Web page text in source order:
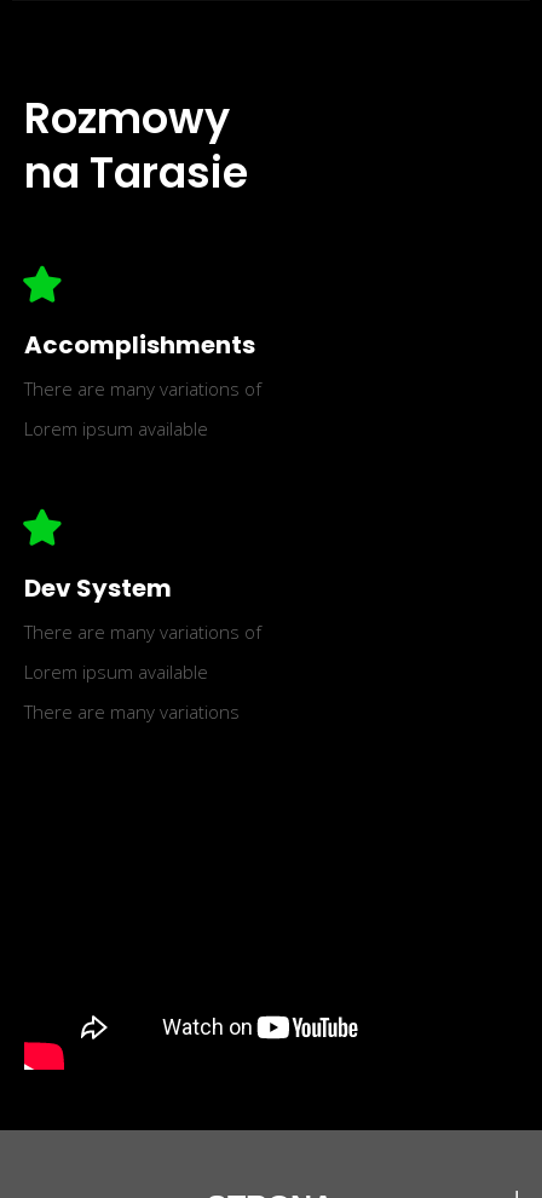
Rozmowy
na Tarasie
Accomplishments
There are many variations of
Lorem ipsum available
Dev System
There are many variations of
Lorem ipsum available
There are many variations